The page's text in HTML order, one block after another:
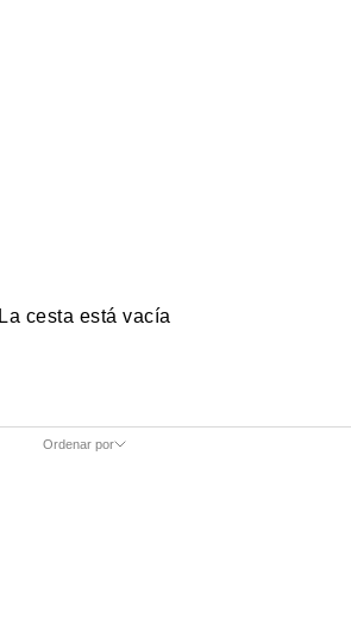
La cesta está vacía
Ordenar por